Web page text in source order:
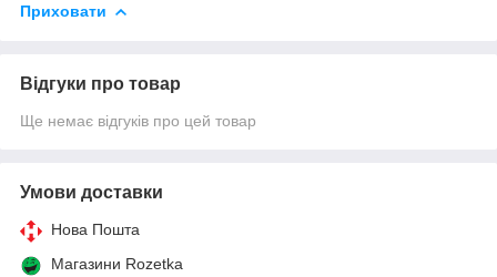
Приховати
Відгуки про товар
Ще немає відгуків про цей товар
Умови доставки
Нова Пошта
Магазини Rozetka